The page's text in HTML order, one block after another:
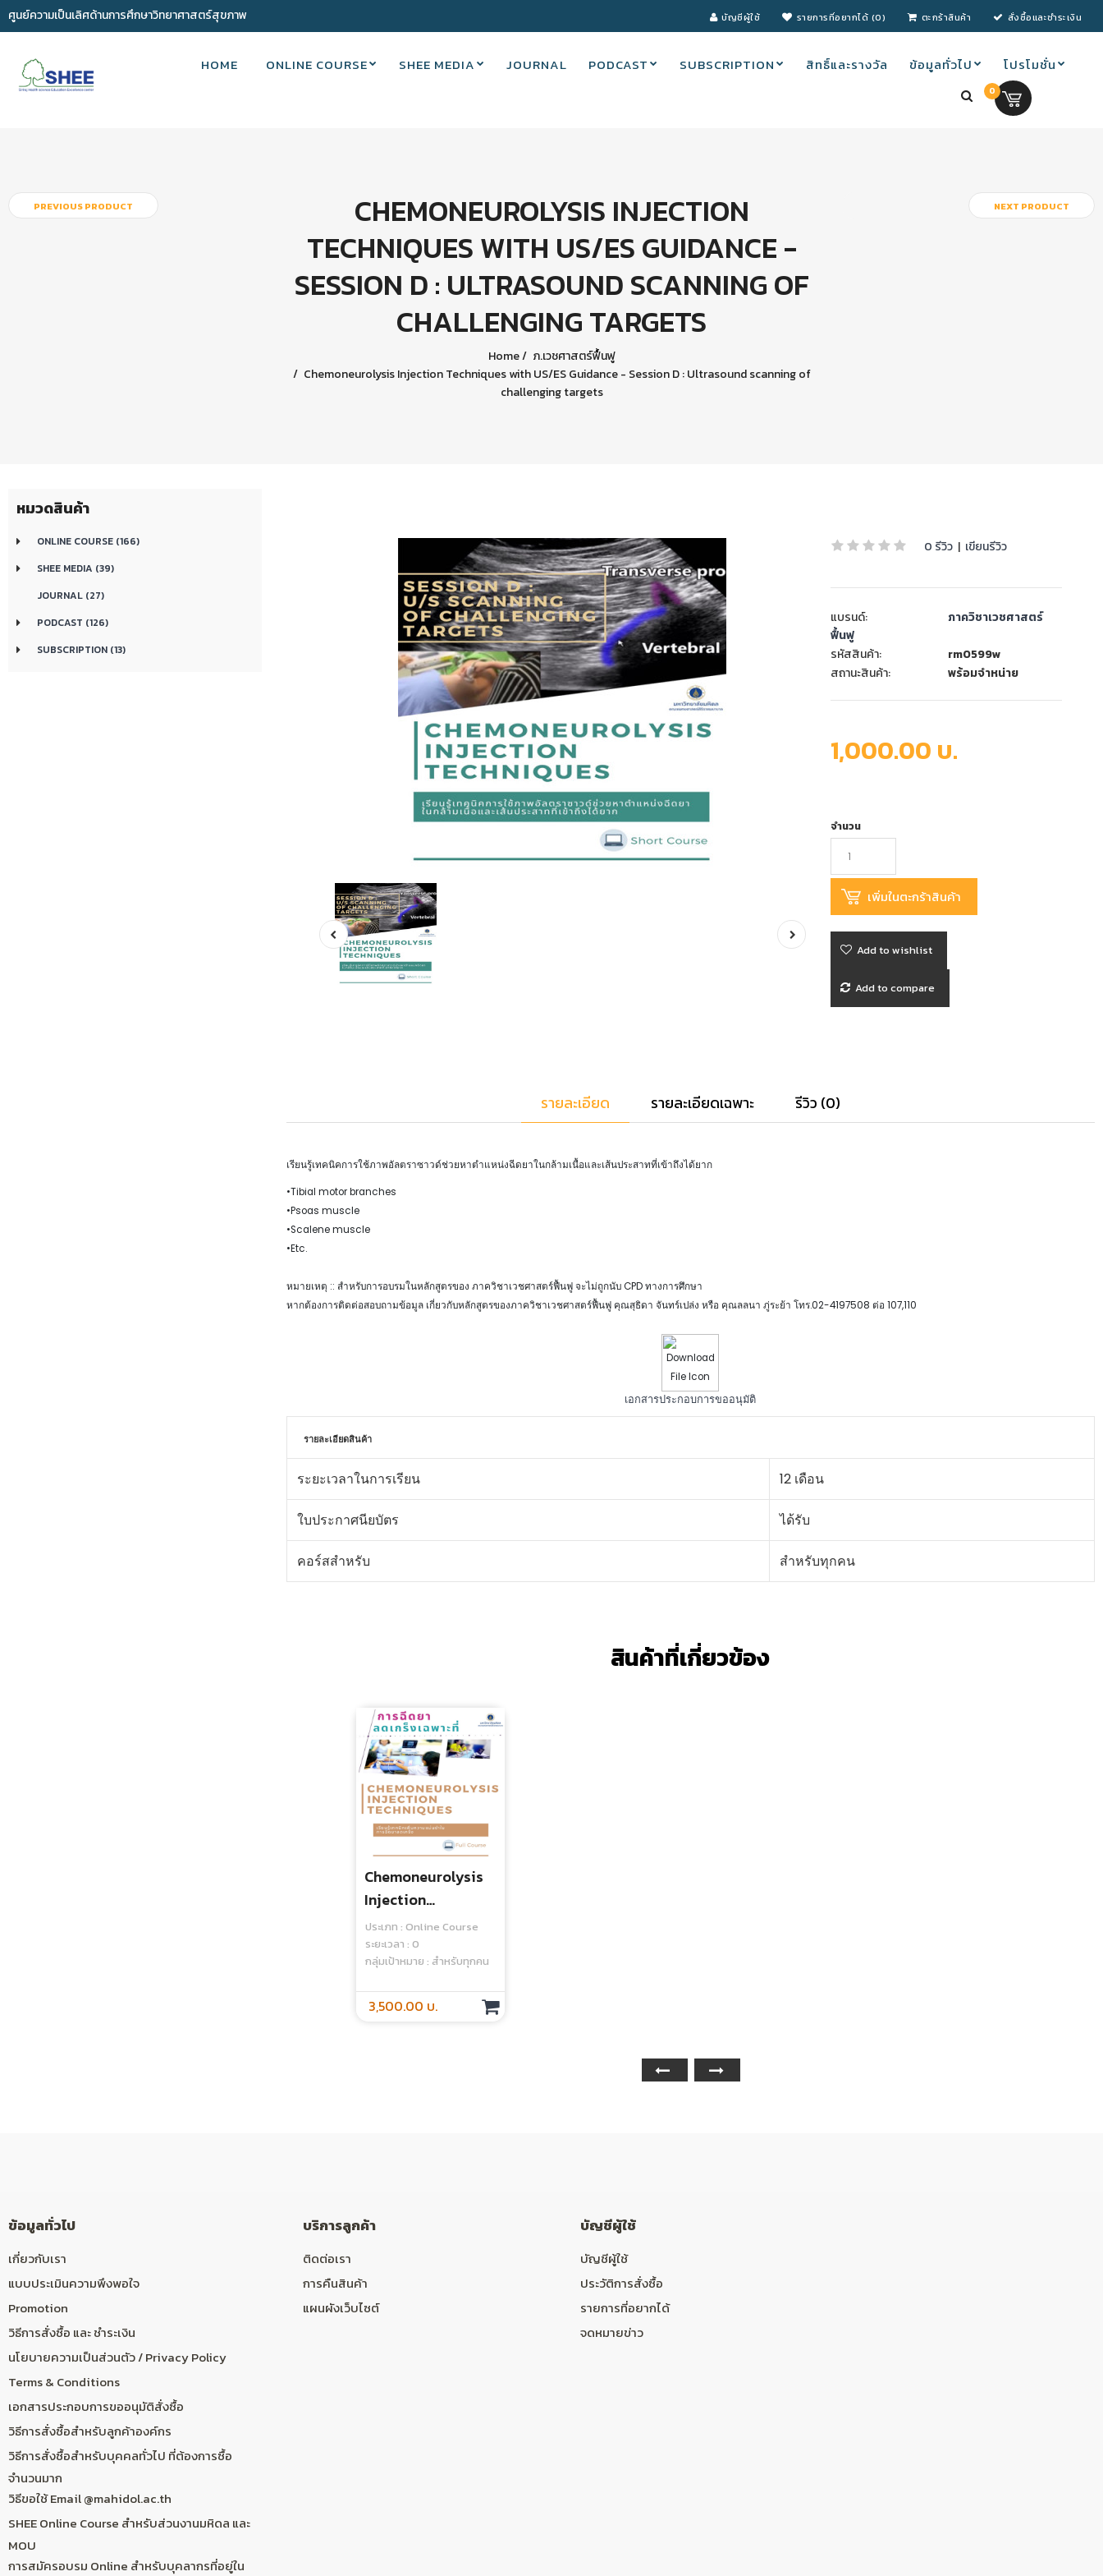
ศูนย์ความเป็นเลิศด้านการศึกษาวิทยาศาสตร์สุขภาพ บัญชีผู้ใช้ รายการที่อยากได้ (0) ตะกร้าสินค้า สั่งซื้อและชำระเงิน
HOME ONLINE COURSE SHEE MEDIA JOURNAL PODCAST SUBSCRIPTION สิทธิ์และรางวัล ข้อมูลทั่วไป โปรโมชั่น
0
PREVIOUS PRODUCT
CHEMONEUROLYSIS INJECTION
TECHNIQUES WITH US/ES GUIDANCE -
SESSION D : ULTRASOUND SCANNING OF
CHALLENGING TARGETS
Home
ภ.เวชศาสตร์ฟื้นฟู
Chemoneurolysis Injection Techniques with US/ES Guidance - Session D : Ultrasound scanning of
challenging targets
NEXT PRODUCT
หมวดสินค้า
ONLINE COURSE (166)
SHEE MEDIA (39)
JOURNAL (27)
PODCAST (126)
SUBSCRIPTION (13)
0 รีวิว | เขียนรีวิว
แบรนด์:
ภาควิชาเวชศาสตร์
ฟื้นฟู
รหัสสินค้า:
rm0599w
สถานะสินค้า:
พร้อมจำหน่าย
1,000.00 บ.
จำนวน
Add to wishlist
Add to compare
รายละเอียด รายละเอียดเฉพาะ รีวิว (0)
เรียนรู้เทคนิคการใช้ภาพอัลตราซาวด์ช่วยหาตำแหน่งฉีดยาในกล้ามเนื้อและเส้นประสาทที่เข้าถึงได้ยาก
•Tibial motor branches
•Psoas muscle
•Scalene muscle
•Etc.
หมายเหตุ :: สำหรับการอบรมในหลักสูตรของ ภาควิชาเวชศาสตร์ฟื้นฟู จะไม่ถูกนับ CPD ทางการศึกษา
หากต้องการติดต่อสอบถามข้อมูล เกี่ยวกับหลักสูตรของภาควิชาเวชศาสตร์ฟื้นฟู คุณสุธิดา จันทร์เปล่ง หรือ คุณลลนา ภู่ระย้า โทร.02-4197508 ต่อ 107,110
เอกสารประกอบการขออนุมัติ
รายละเอียดสินค้า
ระยะเวลาในการเรียน 12 เดือน
ใบประกาศนียบัตร ได้รับ
คอร์สสำหรับ สำหรับทุกคน
สินค้าที่เกี่ยวข้อง
Chemoneurolysis
Injection
Techniques With
US/ES Guidance
ประเภท : Online Course
ระยะเวลา : 0
กลุ่มเป้าหมาย : สำหรับทุกคน
3,500.00 บ.
ข้อมูลทั่วไป
เกี่ยวกับเรา
แบบประเมินความพึงพอใจ
Promotion
วิธีการสั่งซื้อ และ ชำระเงิน
นโยบายความเป็นส่วนตัว / Privacy Policy
Terms & Conditions
เอกสารประกอบการขออนุมัติสั่งซื้อ
วิธีการสั่งซื้อสำหรับลูกค้าองค์กร
วิธีการสั่งซื้อสำหรับบุคคลทั่วไป ที่ต้องการซื้อ
จำนวนมาก
วิธีขอใช้ Email @mahidol.ac.th
SHEE Online Course สำหรับส่วนงานมหิดล และ
MOU
การสมัครอบรม Online สำหรับบุคลากรที่อยู่ใน
บริการลูกค้า
ติดต่อเรา
การคืนสินค้า
แผนผังเว็บไซต์
บัญชีผู้ใช้
บัญชีผู้ใช้
ประวัติการสั่งซื้อ
รายการที่อยากได้
จดหมายข่าว